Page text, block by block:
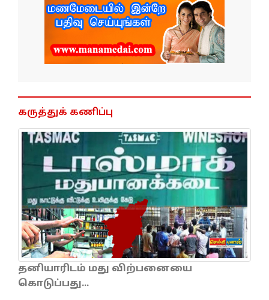
கருத்துக் கணிப்பு
தனியாரிடம் மது விற்பனையை
கொடுப்பது...